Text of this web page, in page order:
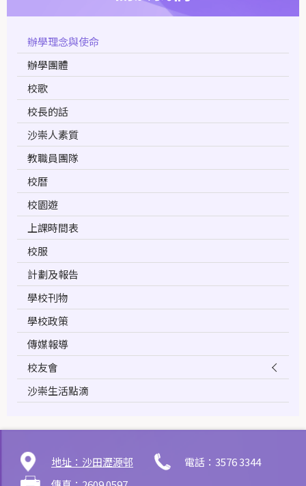
辦學理念與使命
辦學團體
校歌
校長的話
沙崇人素質
教職員團隊
校曆
校園遊
上課時間表
校服
計劃及報告
學校刊物
學校政策
傳媒報導
校友會
沙崇生活點滴
地址：沙田瀝源邨
電話：3576 3344